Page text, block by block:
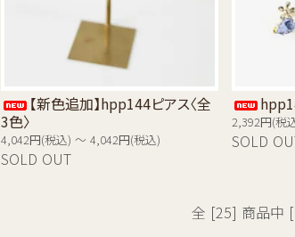
【新色追加】hpp144ピアス〈全
3色〉
4,042円(税込) ～ 4,042円(税込)
SOLD OUT
2,392円(税
SOLD
全 [25] 商品中